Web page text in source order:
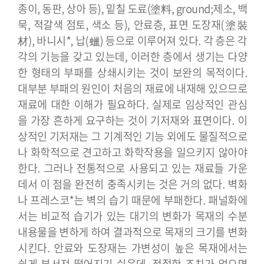
종이, 동판, 상아 등), 밑칠 도료(塗料, ground;제소, 백
묵, 적갈색 점토, 색소 등), 안료층, 표면 도장재(塗裝
材), 바니시*, 납(蠟) 등으로 이루어져 있다. 각 층은 각
각의 기능을 갖고 있는데, 이러한 층에서 생기는 다양
한 형태의 부패를 상쇄시키는 것이 보완의 목적이다.
대부분 부패의 원인이 처음의 재료에 내재해 있으므로
재료에 대한 이해가 필요하다. 실제로 임상적인 관심
을 가장 흔하게 요구하는 것이 기저재와 표면이다. 이
상적인 기저재는 그 기계적인 기능 외에도 물질적으로
나 화학적으로 견고하고 화학작용을 일으키지 않아야
한다. 그러나 전통적으로 사용되고 있는 재료들 가운
데서 이 점을 완전히 충족시키는 것은 거의 없다. 벽화
나 프레스코*는 벽의 습기 때문에 부패한다. 패널화에
서는 비교적 습기가 있는 대기의 변화가 목재의 수분
내용물을 변하게 하여 결과적으로 목재의 크기를 변화
시킨다. 안료와 도장재는 가변성이 높은 목재에서는